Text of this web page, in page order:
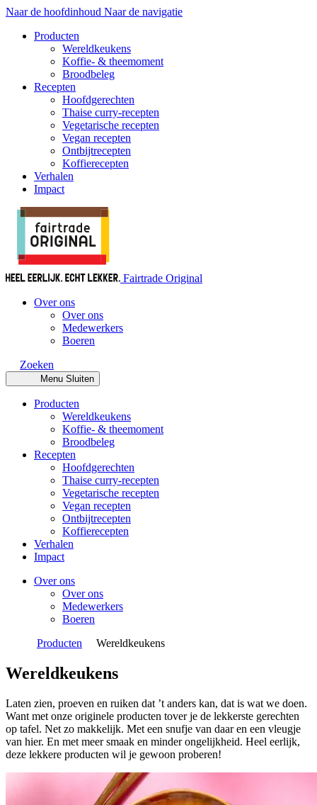
Naar de hoofdinhoud Naar de navigatie
Producten
Wereldkeukens
Koffie- & theemoment
Broodbeleg
Recepten
Hoofdgerechten
Thaise curry-recepten
Vegetarische recepten
Vegan recepten
Ontbijtrecepten
Koffierecepten
Verhalen
Impact
Fairtrade Original
Over ons
Over ons
Medewerkers
Boeren
Zoeken
Menu Sluiten
Producten
Wereldkeukens
Koffie- & theemoment
Broodbeleg
Recepten
Hoofdgerechten
Thaise curry-recepten
Vegetarische recepten
Vegan recepten
Ontbijtrecepten
Koffierecepten
Verhalen
Impact
Over ons
Over ons
Medewerkers
Boeren
Producten
Wereldkeukens
Wereldkeukens
Laten zien, proeven en ruiken dat ’t anders kan, dat is wat we doen.
Want met onze originele producten tover je de lekkerste gerechten
op tafel. Net zo makkelijk. Met een snufje van daar en een vleugje
van hier. En met meer smaak en minder ongelijkheid. Heel eerlijk,
deze lekkere producten wil je gewoon proberen!